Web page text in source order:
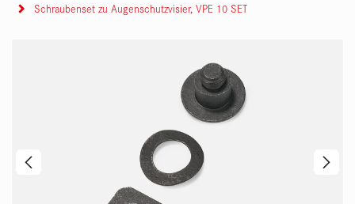
Schraubenset zu Augenschutzvisier, VPE 10 SET